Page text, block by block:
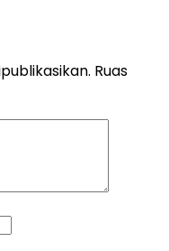
Ruas